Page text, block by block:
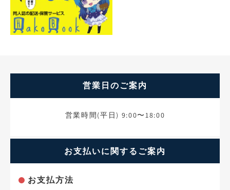
営業日のご案内
営業時間(平日) 9:00〜18:00
お支払いに関するご案内
お支払方法